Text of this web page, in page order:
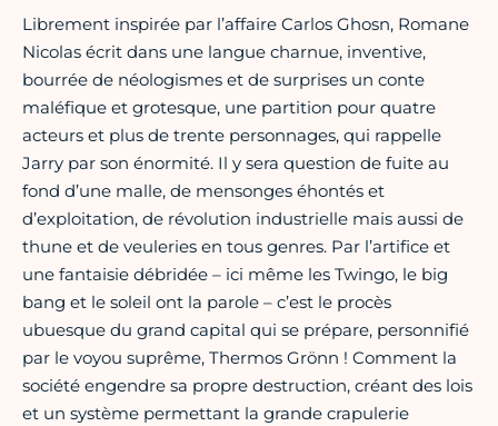
Librement inspirée par l’affaire Carlos Ghosn, Romane
Nicolas écrit dans une langue charnue, inventive,
bourrée de néologismes et de surprises un conte
maléfique et grotesque, une partition pour quatre
acteurs et plus de trente personnages, qui rappelle
Jarry par son énormité. Il y sera question de fuite au
fond d’une malle, de mensonges éhontés et
d’exploitation, de révolution industrielle mais aussi de
thune et de veuleries en tous genres. Par l’artifice et
une fantaisie débridée – ici même les Twingo, le big
bang et le soleil ont la parole – c’est le procès
ubuesque du grand capital qui se prépare, personnifié
par le voyou suprême, Thermos Grönn ! Comment la
société engendre sa propre destruction, créant des lois
et un système permettant la grande crapulerie